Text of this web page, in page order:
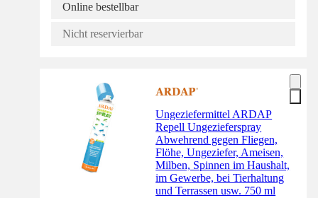
Online bestellbar
Nicht reservierbar
Ungeziefermittel ARDAP
Repell Ungezieferspray
Abwehrend gegen Fliegen,
Flöhe, Ungeziefer, Ameisen,
Milben, Spinnen im Haushalt,
im Gewerbe, bei Tierhaltung
und Terrassen usw. 750 ml